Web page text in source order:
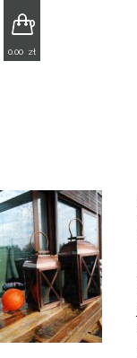
0
0.00 zł